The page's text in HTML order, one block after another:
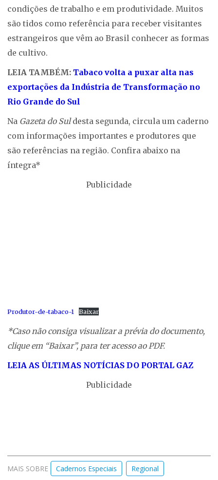
condições de trabalho e em produtividade. Muitos
são tidos como referência para receber visitantes
estrangeiros que vêm ao Brasil conhecer as formas
de cultivo.
LEIA TAMBÉM: Tabaco volta a puxar alta nas
exportações da Indústria de Transformação no
Rio Grande do Sul
Na Gazeta do Suldesta segunda, circula um caderno
com informações importantes e produtores que
são referências na região. Confira abaixo na
íntegra*
Publicidade
Produtor-de-tabaco-1 Baixar
*Caso não consiga visualizar a prévia do documento,
clique em “Baixar”, para ter acesso ao PDF.
LEIA AS ÚLTIMAS NOTÍCIAS DO PORTAL GAZ
Publicidade
MAIS SOBRE Cadernos Especiais Regional